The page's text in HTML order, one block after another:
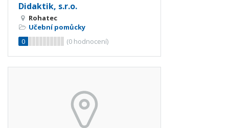
Didaktik, s.r.o.
Rohatec
Učební pomůcky
0
(0 hodnocení)